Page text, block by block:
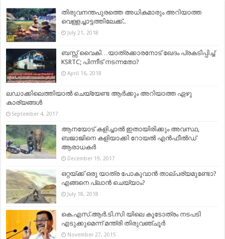
തിരുവനന്തപുരത്തെ അധികമാരും അറിയാത്ത
വെള്ളച്ചാട്ടത്തിലേക്ക്..
July 21, 2018
ബസ്സ് വൈകി…യാത്രക്കാരനോട് ഖേദം പ്രകടിപ്പിച്ച്
KSRTC; പിന്നീട് നടന്നതോ?
April 16, 2018
ലഡാക്കിലെത്തിയാല്‍ ചെയ്യേണ്ട ആര്‍ക്കും അറിയാത്ത ഏഴു
കാര്യങ്ങള്‍
September 4, 2017
ആനയോട് കളിച്ചാൽ ഇതായിരിക്കും അവസ്ഥ,
ബജാജിനെ കളിയാക്കി റോയൽ എൻഫീൽഡ്
ആരാധകർ
December 19, 2017
ഒറ്റയ്ക്ക് ഒരു യാത്ര പോകുവാന്‍ താല്പര്യമുണ്ടോ?
എങ്ങനെ പ്ലാന്‍ ചെയ്യാം?
July 18, 2018
കെ.എസ്.ആര്‍.ടി.സി യിലെ കൂടോത്രം നടപടി
എടുക്കുമെന്ന് മന്ത്രി തിരുവഞ്ചൂര്‍
November 27, 2015